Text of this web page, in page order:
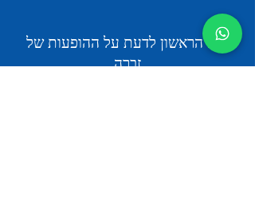
היה הראשון לדעת על ההופעות של
זברה